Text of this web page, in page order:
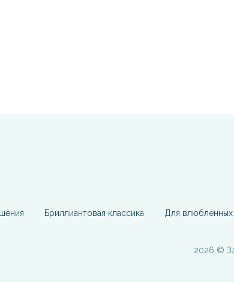
Бриллиантовая классика Для влюблённых
2026 ©